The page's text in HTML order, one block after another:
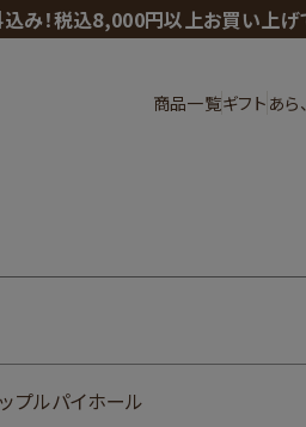
み！税込8,000円以上お買い上げ
商品一覧ギフト あら
プルパイホール